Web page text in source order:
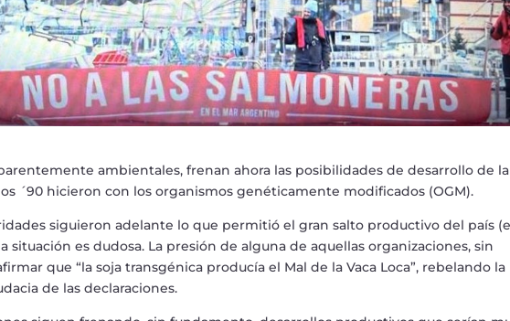
ambientales, frenan ahora las posibilidades de desarrollo de la
´90 hicieron con los organismos genéticamente modificados (OGM).
siguieron adelante lo que permitió el gran salto productivo del país
situación es dudosa. La presión de alguna de aquellas organizaciones, sin
que “la soja transgénica producía el Mal de la Vaca Loca”, rebelando la
de las declaraciones.